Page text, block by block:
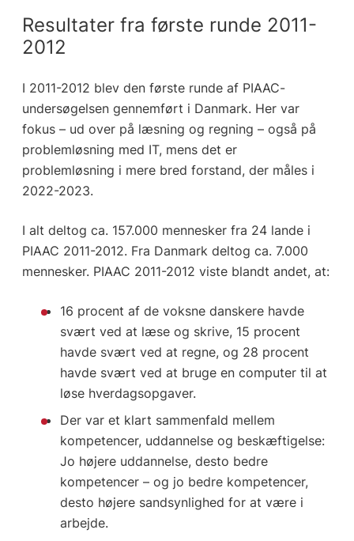
Resultater fra første runde 2011-
2012
I 2011-2012 blev den første runde af PIAAC-
undersøgelsen gennemført i Danmark. Her var
fokus – ud over på læsning og regning – også på
problemløsning med IT, mens det er
problemløsning i mere bred forstand, der måles i
2022-2023.
I alt deltog ca. 157.000 mennesker fra 24 lande i
PIAAC 2011-2012. Fra Danmark deltog ca. 7.000
mennesker. PIAAC 2011-2012 viste blandt andet, at:
16 procent af de voksne danskere havde
svært ved at læse og skrive, 15 procent
havde svært ved at regne, og 28 procent
havde svært ved at bruge en computer til at
løse hverdagsopgaver.
Der var et klart sammenfald mellem
kompetencer, uddannelse og beskæftigelse:
Jo højere uddannelse, desto bedre
kompetencer – og jo bedre kompetencer,
desto højere sandsynlighed for at være i
arbejde.